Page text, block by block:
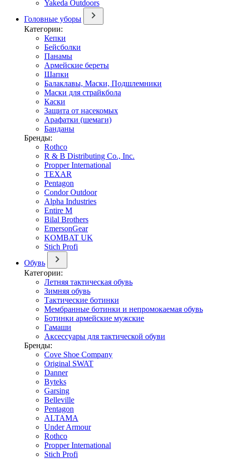
Yakeda Outdoors
Головные уборы
Категории:
Кепки
Бейсболки
Панамы
Армейские береты
Шапки
Балаклавы, Маски, Подшлемники
Маски для страйкбола
Каски
Защита от насекомых
Арафатки (шемаги)
Банданы
Бренды:
Rothco
R & B Distributing Co., Inc.
Propper International
TEXAR
Pentagon
Condor Outdoor
Alpha Industries
Entire M
Bilal Brothers
EmersonGear
KOMBAT UK
Stich Profi
Обувь
Категории:
Летняя тактическая обувь
Зимняя обувь
Тактические ботинки
Мембранные ботинки и непромокаемая обувь
Ботинки армейские мужские
Гамаши
Аксессуары для тактической обуви
Бренды:
Cove Shoe Company
Original SWAT
Danner
Byteks
Garsing
Belleville
Pentagon
ALTAMA
Under Armour
Rothco
Propper International
Stich Profi